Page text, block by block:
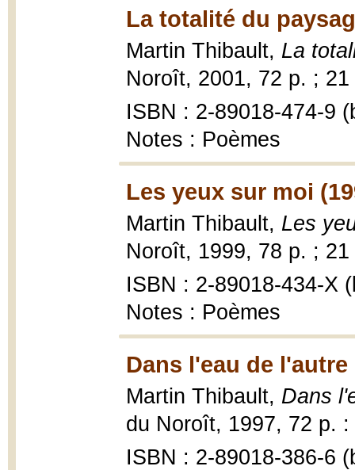
La totalité du
Martin Thibault, La
Noroît, 2001, 72 p. ; 21
ISBN : 2-89018-474-9
Notes : Poèmes
Les yeux sur moi
Martin Thibault, Les
Noroît, 1999, 78 p. ; 21
ISBN : 2-89018-434-X
Notes : Poèmes
Dans l'eau de l'autre
Martin Thibault, Dans
du Noroît, 1997, 72 p.
ISBN : 2-89018-386-6